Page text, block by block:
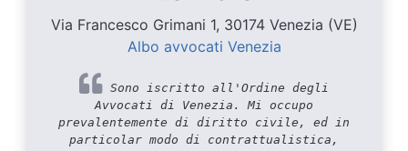
Via Francesco Grimani 1, 30174 Venezia (VE)
Albo avvocati Venezia
Sono iscritto all'Ordine degli
Avvocati di Venezia. Mi occupo
prevalentemente di diritto civile, ed in
particolar modo di contrattualistica,